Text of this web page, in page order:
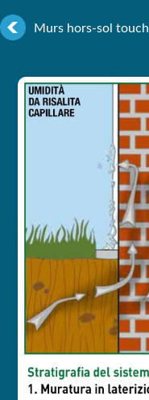
Murs hors-sol